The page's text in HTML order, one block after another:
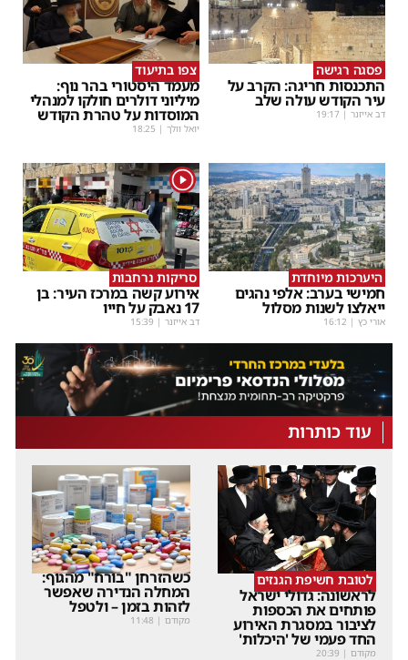
פסגה רגישה
התכנסות חריגה: הקרב על
עיר הקודש עולה שלב
דב אייזנר |
19:17
צפו בתיעוד
מעמד היסטורי בהר נוף:
מיליוני דולרים חולקו למנהלי
המוסדות על טהרת הקודש
יואל וולך |
18:25
היערכות מיוחדת
חמישי בערב: אלפי נהגים
ייאלצו לשנות מסלול
אורי כץ |
16:12
1
סריקות נרחבות
אירוע קשה במרכז העיר: בן
17 נאבק על חייו
דב אייזנר |
15:39
עוד כותרות
לטובת חשיפת הגנזים
לראשונה: גדולי ישראל
פותחים את הכספות
לציבור במסגרת האירוע
החד פעמי של 'היכלות'
מקודם |
20:39
כשהזרחן "בורח" מהגוף:
המחלה הנדירה שאפשר
לזהות בזמן – ולטפל
מקודם |
11:48